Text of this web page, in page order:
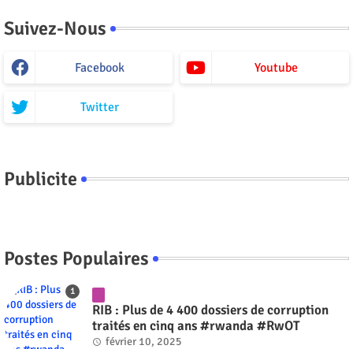
Suivez-Nous
Facebook Youtube
Twitter
Publicite
Postes Populaires
RIB : Plus de 4 400 dossiers de corruption
traités en cinq ans #rwanda #RwOT
février 10, 2025